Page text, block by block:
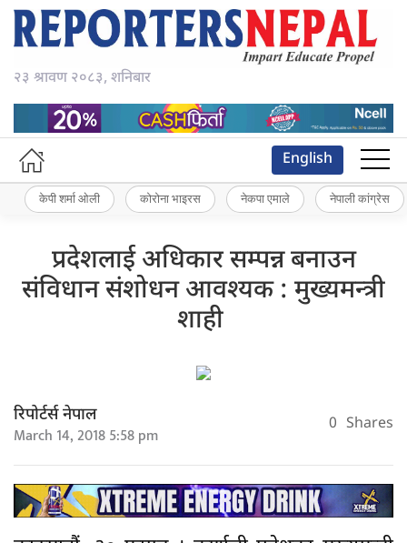
२३ श्रावण २०८३, शनिबार
English
केपी शर्मा ओली कोरोना भाइरस नेकपा एमाले नेपाली कांग्रेस
प्रदेशलाई अधिकार सम्पन्न बनाउन
संविधान संशोधन आवश्यक : मुख्यमन्त्री
शाही
रिपोर्टर्स नेपाल
March 14, 2018 5:58 pm 0 Shares